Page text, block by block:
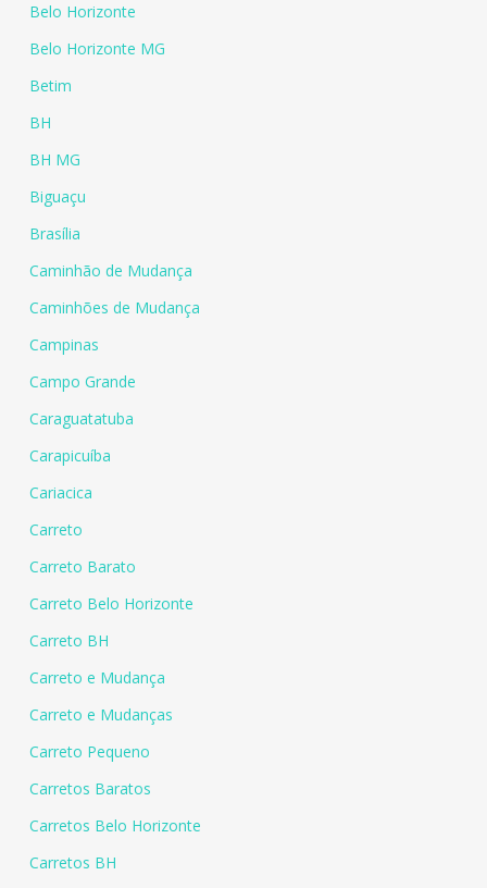
Belo Horizonte
Belo Horizonte MG
Betim
BH
BH MG
Biguaçu
Brasília
Caminhão de Mudança
Caminhões de Mudança
Campinas
Campo Grande
Caraguatatuba
Carapicuíba
Cariacica
Carreto
Carreto Barato
Carreto Belo Horizonte
Carreto BH
Carreto e Mudança
Carreto e Mudanças
Carreto Pequeno
Carretos Baratos
Carretos Belo Horizonte
Carretos BH